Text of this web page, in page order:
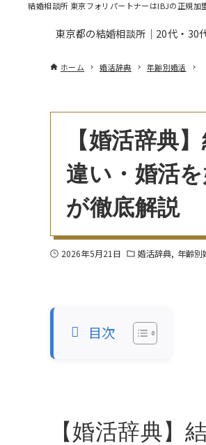
結婚相談所 東京フォリパートナーはIBJの正規
東京都の結婚相談所｜20代・30
ホーム 婚活辞典 年齢別婚活
【婚活辞典
違い・婚活
が徹底解説
2026年5月21日 婚活辞典 年齢別
目次
【婚活辞典】